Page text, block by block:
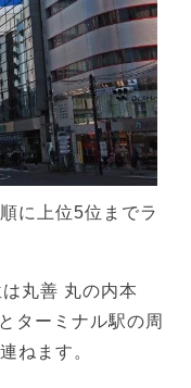
に上位5位までラ
丸善 丸の内本
ターミナル駅の周
ねます。